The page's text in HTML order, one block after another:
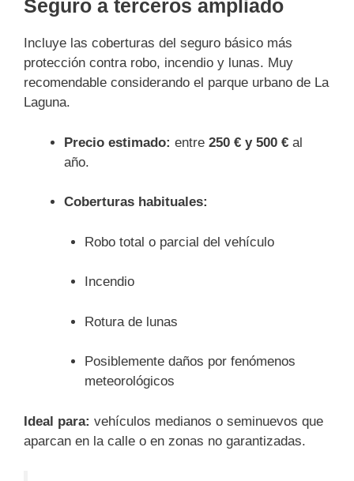
Seguro a terceros ampliado
Incluye las coberturas del seguro básico más
protección contra robo, incendio y lunas. Muy
recomendable considerando el parque urbano de La
Laguna.
Precio estimado: entre 250 € y 500 € al
año.
Coberturas habituales:
Robo total o parcial del vehículo
Incendio
Rotura de lunas
Posiblemente daños por fenómenos
meteorológicos
Ideal para: vehículos medianos o seminuevos que
aparcan en la calle o en zonas no garantizadas.